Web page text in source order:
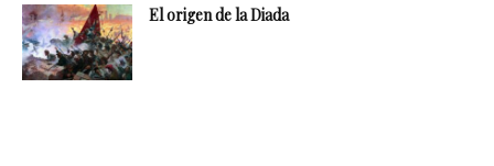
El origen de la Diada